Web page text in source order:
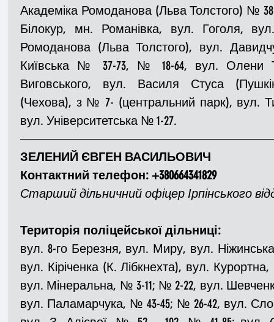
Академіка Ромоданова (Льва Толстого) №
Білокур, мн. Романівка, вул. Гоголя,
Ромоданова (Льва Толстого), вул.
Київська № 37-73, № 18-64, вул. Олени
Виговського, вул. Василя Стуса
(Чехова), з № 7- (центральний парк), вул.
вул. Університетська № 1-27.
ЗЕЛЕНИЙ ЄВГЕН ВАСИЛЬОВИЧ
Контактний телефон: +380664341829
Старший дільничний офіцер Ірпінського
Територія поліцейської дільниці:
вул. 8-го Березня, вул. Миру, вул.
вул. Кіріченка (К. Лібкнехта), вул.
вул. Мінеральна, № 3-11; № 2-22, вул.
вул. Паламарчука, № 43-45; № 26-42, вул.